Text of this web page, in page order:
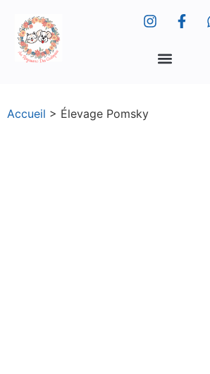
Accueil > Élevage Pomsky